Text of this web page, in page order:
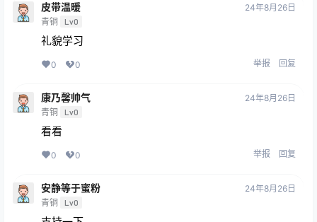
皮带温暖
青铜 Lv0
24年8月26日
礼貌学习
0 0 举报 回复
康乃馨帅气
青铜 Lv0
24年8月26日
看看
0 0 举报 回复
安静等于蜜粉
青铜 Lv0
24年8月26日